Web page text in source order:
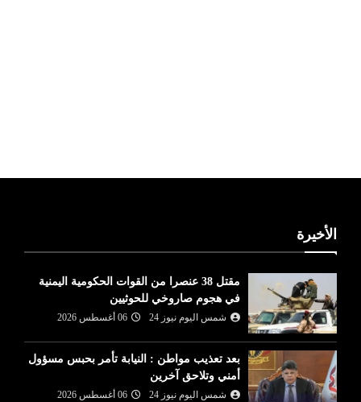
الأخيرة
مقتل 38 عنصرا من القوات الحكومية اليمنية
في هجوم صاروخي للحوثيين
شمس اليوم نيوز 24 06 أغسطس 2026
بعد تعذيب مواطن : النيابة تأمر بحبس مسؤول
أمني وتلاحق آخرين
شمس اليوم نيوز 24 06 أغسطس 2026